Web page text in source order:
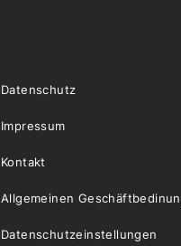
Datenschutz
Impressum
Kontakt
Allgemeinen
Datenschutzeinstellungen